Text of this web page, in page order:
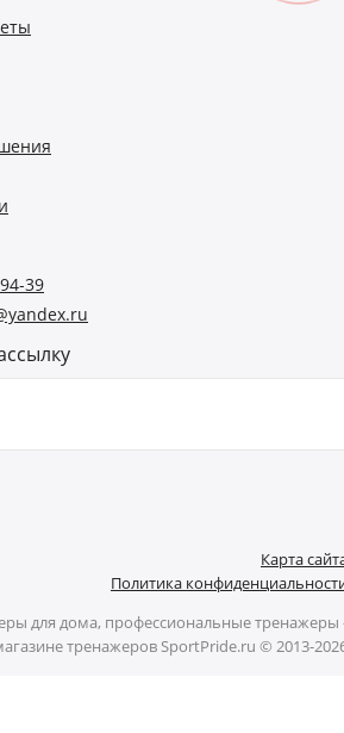
39
Карта
Политика
для дома, профессиональные тренажеры
тренажеров SportPride.ru © 2013-